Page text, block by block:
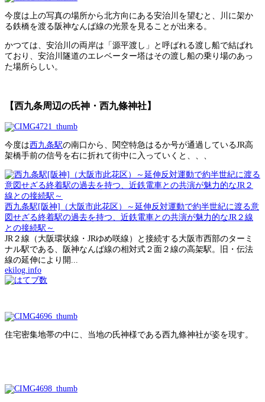
今度は上の写真の場所から北方向にある安治川を望むと、川に架か
る鉄橋を渡る阪神なんば線の光景を見ることが出来る。
かつては、安治川の両岸は「源平渡し」と呼ばれる渡し船で結ばれ
ており、安治川隧道のエレベーター塔はその渡し船の乗り場のあっ
た場所らしい。
【西九条周辺の氏神・西九條神社】
今度は西九条駅の南口から、関空特急はるか号が通過しているJR高
架橋手前の信号を右に折れて街中に入っていくと、、、
西九条駅[阪神]（大阪市此花区）～延伸反対運動で約半世紀に渡る意
図せざる終着駅の過去を持つ、近鉄電車との共演が魅力的なJR２線
との接続駅～
JR２線（大阪環状線・JRゆめ咲線）と接続する大阪市西部のターミ
ナル駅である、阪神なんば線の相対式２面２線の高架駅。旧・伝法
線の延伸により開...
ekilog.info
住宅密集地帯の中に、当地の氏神様である西九條神社が姿を現す。